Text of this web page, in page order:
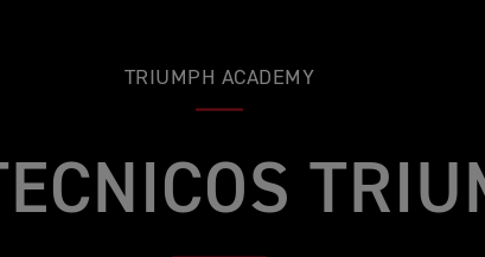
TRIUMPH ACADEMY